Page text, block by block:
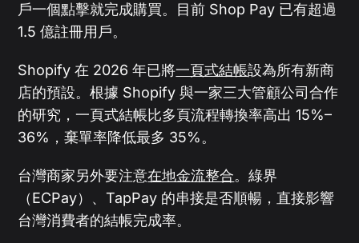
戶一個點擊就完成購買。目前 Shop Pay 已有超過
1.5 億註冊用戶。
Shopify 在 2026 年已將一頁式結帳設為所有新商
店的預設。根據 Shopify 與一家三大管顧公司合作
的研究，一頁式結帳比多頁流程轉換率高出 15%–
36%，棄單率降低最多 35%。
台灣商家另外要注意在地金流整合。綠界
（ECPay）、TapPay 的串接是否順暢，直接影響
台灣消費者的結帳完成率。